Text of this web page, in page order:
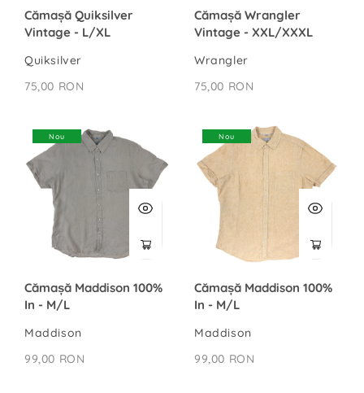
Cămașă Quiksilver
Vintage - L/XL
Quiksilver
75,00 RON
Cămașă Wrangler
Vintage - XXL/XXXL
Wrangler
75,00 RON
Nou
Cămașă Maddison 100%
In - M/L
Maddison
99,00 RON
Nou
Cămașă Maddison 100%
In - M/L
Maddison
99,00 RON